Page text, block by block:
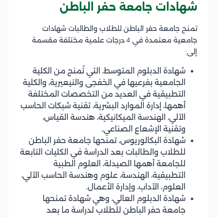
شهادات جامعة حفر الباطن
تمنح جامعة حفر الباطن للطلاب والطالبات شهادات
جامعية معتمدة في 4 درجات علمية مختلفة مقسمة
إلى:
شهادة الدبلوم المتوسط، التي تُمنح من الكلية
الجامعية بفرعيها في الخفجى والنيعيرية، والكلية
التطبيقية في العديد من التخصصات المختلفة
أهمها، إدارة الموارد البشرية، تقنية شبكات الحاسب
الآلي، الهندسة الميكانيكية، هندسة القياس،
وتقنية الإشعاع الصناعي.
شهادة البكالوريوس، تمنحها جامعة حفر الباطن
للطلاب والطالبات بعد الدراسة في الكليات التابعة
للجامعة أهمها الصيدلة، العلوم الطبية
التطبيقية، الهندسة، علوم وهندسة الحاسب الآلي،
العلوم، الآداب، وإدارة الأعمال.
شهادة الدبلوم العالي، وهي شهادة تمنحها
جامعة حفر الباطن للطلاب لدراسة ما بعد